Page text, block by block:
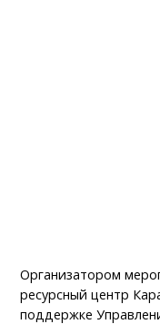
Организатором
ресурсный центр
поддержке